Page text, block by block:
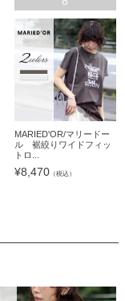
MARIED'OR/マリードー
ル 裾絞りワイドフィッ
トロ...
¥8,470（税込）